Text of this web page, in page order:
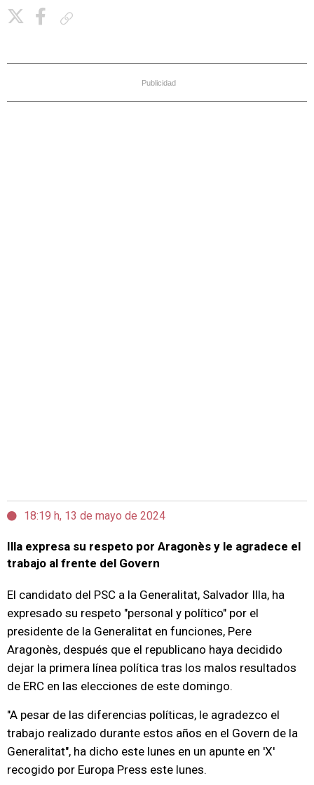
Publicidad
18:19 h, 13 de mayo de 2024
Illa expresa su respeto por Aragonès y le agradece el
trabajo al frente del Govern
El candidato del PSC a la Generalitat, Salvador Illa, ha
expresado su respeto "personal y político" por el
presidente de la Generalitat en funciones, Pere
Aragonès, después que el republicano haya decidido
dejar la primera línea política tras los malos resultados
de ERC en las elecciones de este domingo.
"A pesar de las diferencias políticas, le agradezco el
trabajo realizado durante estos años en el Govern de la
Generalitat", ha dicho este lunes en un apunte en 'X'
recogido por Europa Press este lunes.